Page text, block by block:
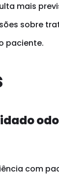
mais
sobre
paciente.
com